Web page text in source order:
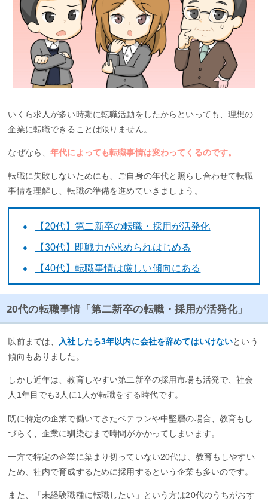
いくら求人が多い時期に転職活動をしたからといっても、理想の
企業に転職できることは限りません。
なぜなら、年代によっても転職事情は変わってくるのです。
転職に失敗しないためにも、ご自身の年代と照らし合わせて転職
事情を理解し、転職の準備を進めていきましょう。
【20代】第二新卒の転職・採用が活発化
【30代】即戦力が求められはじめる
【40代】転職事情は厳しい傾向にある
20代の転職事情「第二新卒の転職・採用が活発化」
以前までは、 入社したら3年以内に会社を辞めてはいけないという
傾向もありました。
しかし近年は、教育しやすい第二新卒の採用市場も活発で、社会
人1年目でも3人に1人が転職をする時代です。
既に特定の企業で働いてきたベテランや中堅層の場合、教育もし
づらく、企業に馴染むまで時間がかかってしまいます。
一方で特定の企業に染まり切っていない20代は、教育もしやすい
ため、社内で育成するために採用するという企業も多いのです。
また、「未経験職種に転職したい」という方は20代のうちがおす